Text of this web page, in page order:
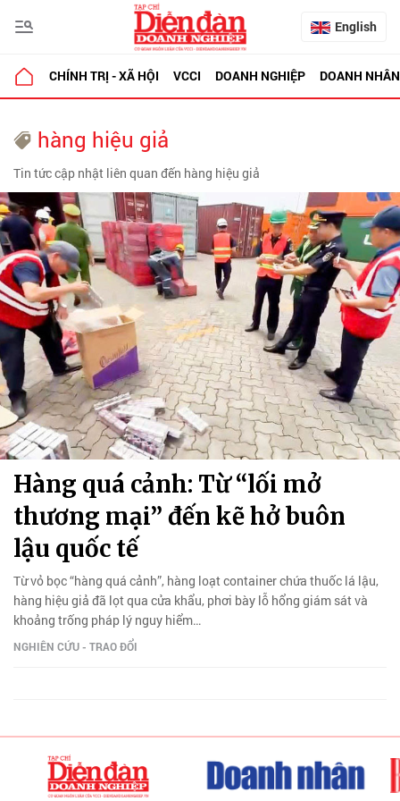
English
CHÍNH TRỊ - XÃ HỘI VCCI DOANH NGHIỆP DOANH NHÂN
hàng hiệu giả
Tin tức cập nhật liên quan đến hàng hiệu giả
Hàng quá cảnh: Từ “lối mở
thương mại” đến kẽ hở buôn
lậu quốc tế
Từ vỏ bọc “hàng quá cảnh”, hàng loạt container chứa thuốc lá lậu,
hàng hiệu giả đã lọt qua cửa khẩu, phơi bày lỗ hổng giám sát và
khoảng trống pháp lý nguy hiểm…
NGHIÊN CỨU - TRAO ĐỔI